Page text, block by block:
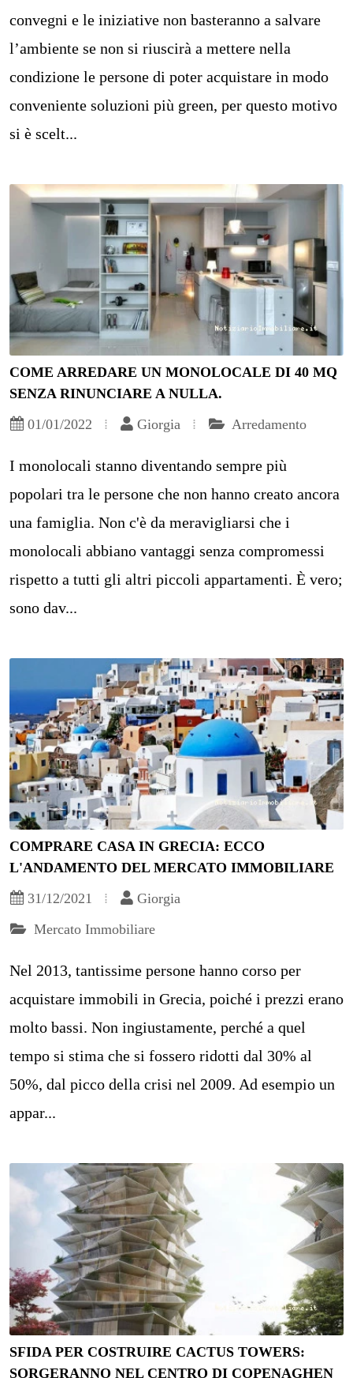
convegni e le iniziative non basteranno a salvare
l’ambiente se non si riuscirà a mettere nella
condizione le persone di poter acquistare in modo
conveniente soluzioni più green, per questo motivo
si è scelt...
COME ARREDARE UN MONOLOCALE DI 40 MQ
SENZA RINUNCIARE A NULLA.
01/01/2022
Giorgia Arredamento
I monolocali stanno diventando sempre più
popolari tra le persone che non hanno creato ancora
una famiglia. Non c'è da meravigliarsi che i
monolocali abbiano vantaggi senza compromessi
rispetto a tutti gli altri piccoli appartamenti. È vero;
sono dav...
COMPRARE CASA IN GRECIA: ECCO
L'ANDAMENTO DEL MERCATO IMMOBILIARE
31/12/2021
Giorgia
Mercato Immobiliare
Nel 2013, tantissime persone hanno corso per
acquistare immobili in Grecia, poiché i prezzi erano
molto bassi. Non ingiustamente, perché a quel
tempo si stima che si fossero ridotti dal 30% al
50%, dal picco della crisi nel 2009. Ad esempio un
appar...
SFIDA PER COSTRUIRE CACTUS TOWERS:
SORGERANNO NEL CENTRO DI COPENAGHEN